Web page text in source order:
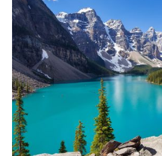
verder en bekijk informatieve
National Park.